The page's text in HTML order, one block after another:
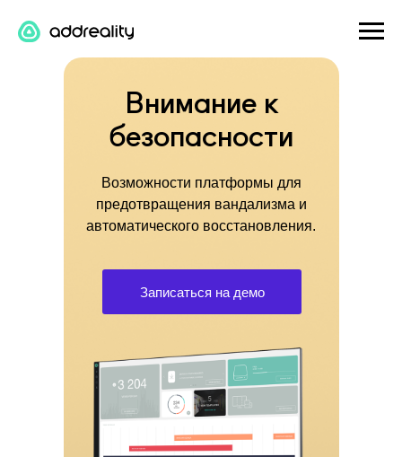
Внимание к
безопасности
Возможности платформы для
предотвращения вандализма и
автоматического восстановления.
Записаться на демо